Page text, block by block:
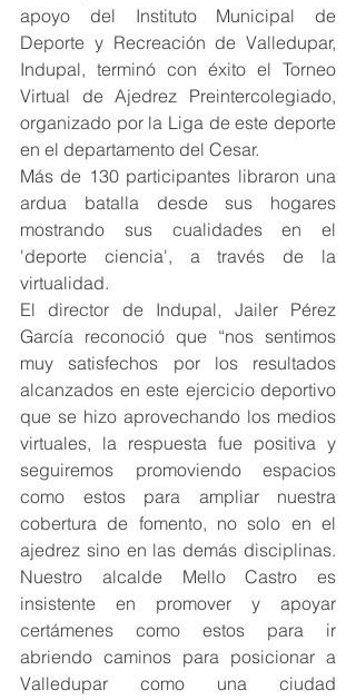
apoyo del Instituto Municipal de
Deporte y Recreación de Valledupar,
Indupal, terminó con éxito el Torneo
Virtual de Ajedrez Preintercolegiado,
organizado por la Liga de este deporte
en el departamento del Cesar.
Más de 130 participantes libraron una
ardua batalla desde sus hogares
mostrando sus cualidades en el
'deporte ciencia', a través de la
virtualidad.
El director de Indupal, Jailer Pérez
García reconoció que “nos sentimos
muy satisfechos por los resultados
alcanzados en este ejercicio deportivo
que se hizo aprovechando los medios
virtuales, la respuesta fue positiva y
seguiremos promoviendo espacios
como estos para ampliar nuestra
cobertura de fomento, no solo en el
ajedrez sino en las demás disciplinas.
Nuestro alcalde Mello Castro es
insistente en promover y apoyar
certámenes como estos para ir
abriendo caminos para posicionar a
Valledupar como una ciudad